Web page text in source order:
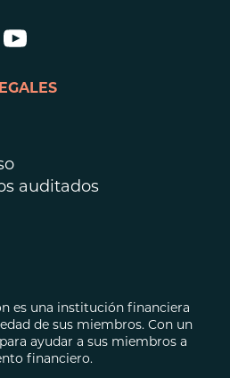
auditados
es una institución financiera
de sus miembros. Con un
ayudar a sus miembros a
financiero.